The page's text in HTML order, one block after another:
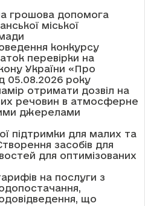
грошова допомога
міської
конкурсу
перевірки на
України «Про
05.08.2026 року
отримати дозвіл на
речовин в атмосферне
джерелами
підтримки для малих та
засобів для
для оптимізованих
на послуги з
що